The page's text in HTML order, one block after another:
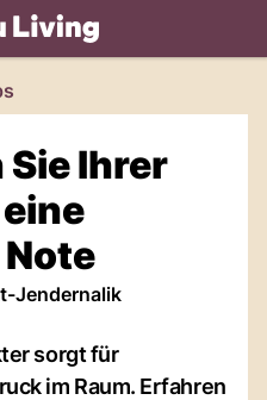
Sie Ihrer
Jendernalik
sorgt für
im Raum. Erfahren